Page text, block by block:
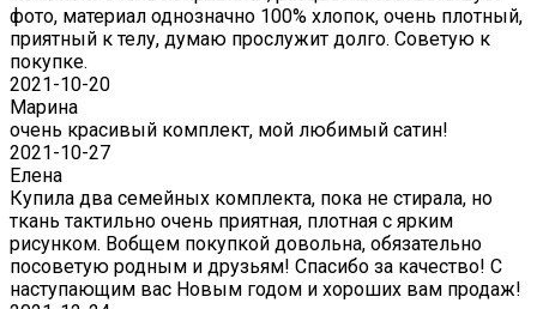
фото, материал однозначно 100% хлопок, очень плотный,
приятный к телу, думаю прослужит долго. Советую к
покупке.
2021-10-20
Марина
очень красивый комплект, мой любимый сатин!
2021-10-27
Елена
Купила два семейных комплекта, пока не стирала, но
ткань тактильно очень приятная, плотная с ярким
рисунком. Вобщем покупкой довольна, обязательно
посоветую родным и друзьям! Спасибо за качество! С
наступающим вас Новым годом и хороших вам продаж!